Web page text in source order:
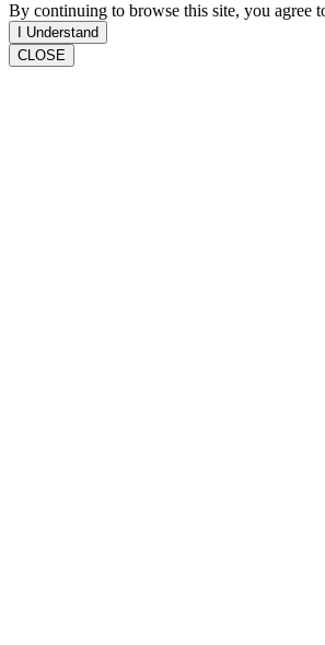
By continuing to browse this site, you agree
I Understand
CLOSE